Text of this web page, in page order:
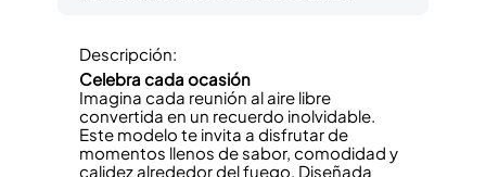
Descripción:
Celebra cada ocasión
Imagina cada reunión al aire libre
convertida en un recuerdo inolvidable.
Este modelo te invita a disfrutar de
momentos llenos de sabor, comodidad y
calidez alrededor del fuego. Diseñada